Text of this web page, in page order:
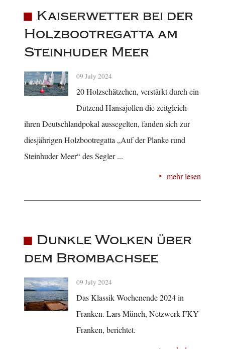
Kaiserwetter bei der
Holzbootregatta am
Steinhuder Meer
09 July 2024
20 Holzschätzchen, verstärkt durch ein
Dutzend Hansajollen die zeitgleich
ihren Deutschlandpokal aussegelten, fanden sich zur
diesjährigen Holzbootregatta „Auf der Planke rund
Steinhuder Meer“ des Segler ...
mehr lesen
Dunkle Wolken über
dem Brombachsee
09 July 2024
Das Klassik Wochenende 2024 in
Franken. Lars Münch, Netzwerk FKY
Franken, berichtet.